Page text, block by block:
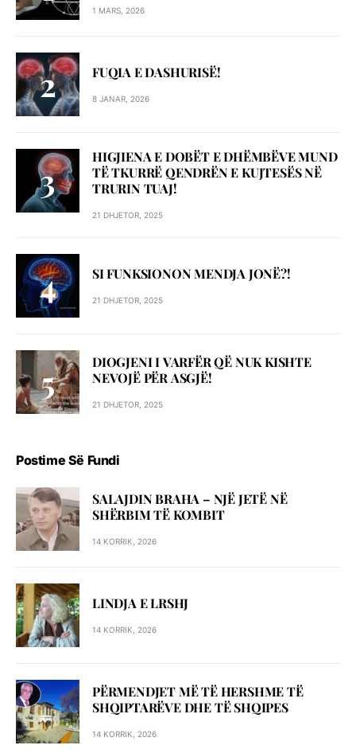
1 MARS, 2026
FUQIA E DASHURISË!
8 JANAR, 2026
HIGJIENA E DOBËT E DHËMBËVE MUND
TË TKURRË QENDRËN E KUJTESËS NË
TRURIN TUAJ!
21 DHJETOR, 2025
SI FUNKSIONON MENDJA JONË?!
21 DHJETOR, 2025
DIOGJENI I VARFËR QË NUK KISHTE
NEVOJË PËR ASGJË!
21 DHJETOR, 2025
Postime Së Fundi
SALAJDIN BRAHA – NJЁ JETЁ NЁ
SHЁRBIM TЁ KOMBIT
14 KORRIK, 2026
LINDJA E LRSHJ
14 KORRIK, 2026
PËRMENDJET MË TË HERSHME TË
SHQIPTARËVE DHE TË SHQIPES
14 KORRIK, 2026